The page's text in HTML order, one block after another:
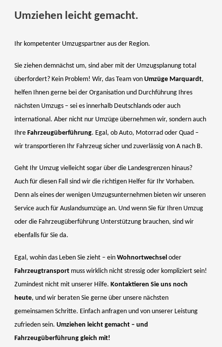
Umziehen leicht gemacht.
Ihr kompetenter Umzugspartner aus der Region.
Sie ziehen demnächst um, sind aber mit der Umzugsplanung total
überfordert? Kein Problem! Wir, das Team vonUmzüge Marquardt,
helfen Ihnen gerne bei der Organisation und Durchführung Ihres
nächsten Umzugs – sei es innerhalb Deutschlands oder auch
international. Aber nicht nur Umzüge übernehmen wir, sondern auch
Ihre Fahrzeugüberführung. Egal, ob Auto, Motorrad oder Quad –
wir transportieren Ihr Fahrzeug sicher und zuverlässig von A nach B.
Geht Ihr Umzug vielleicht sogar über die Landesgrenzen hinaus?
Auch für diesen Fall sind wir die richtigen Helfer für Ihr Vorhaben.
Denn als eines der wenigen Umzugsunternehmen bieten wir unseren
Service auch für Auslandsumzüge an. Und wenn Sie für Ihren Umzug
oder die Fahrzeugüberführung Unterstützung brauchen, sind wir
ebenfalls für Sie da.
Egal, wohin das Leben Sie zieht – einWohnortwechsel oder
Fahrzeugtransport muss wirklich nicht stressig oder kompliziert sein!
Zumindest nicht mit unserer Hilfe. Kontaktieren Sie uns noch
heute, und wir beraten Sie gerne über unsere nächsten
gemeinsamen Schritte. Einfach anfragen und von unserer Leistung
zufrieden sein.Umziehen leicht gemacht – und
Fahrzeugüberführung gleich mit!